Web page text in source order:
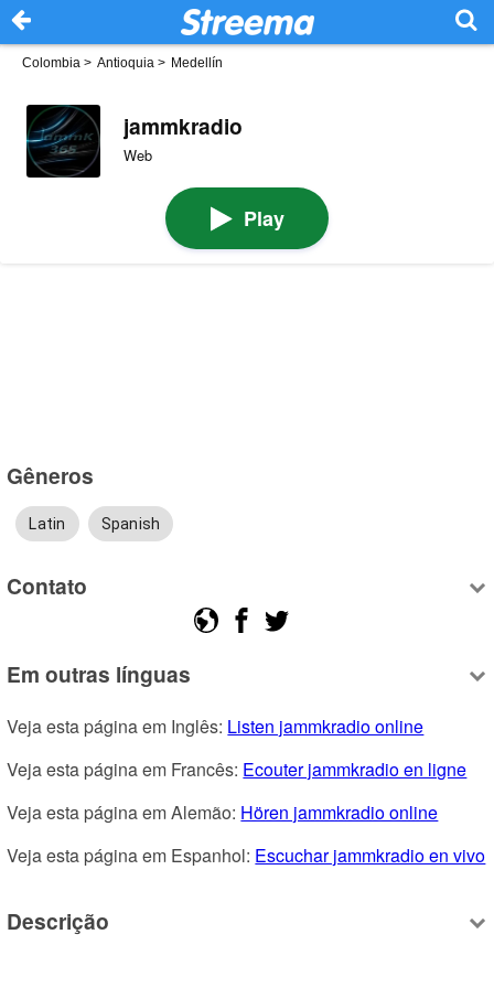
Colombia > Antioquia > Medellín
jammkradio
Web
Play
Gêneros
Latin Spanish
Contato
Em outras línguas
Veja esta página em Inglês: Listen jammkradio online
Veja esta página em Francês: Ecouter jammkradio en ligne
Veja esta página em Alemão: Hören jammkradio online
Veja esta página em Espanhol: Escuchar jammkradio en vivo
Descrição